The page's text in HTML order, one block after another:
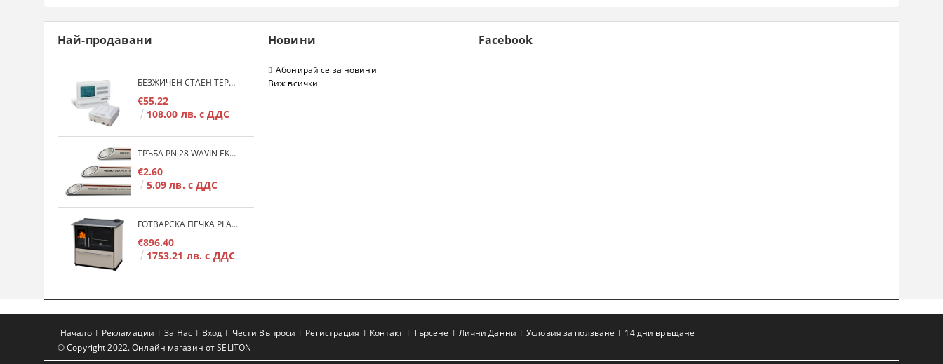
Най-продавани
БЕЗЖИЧЕН СТАЕН ТЕРМОСТАТ COMPUTHERM Q7RF
€55.22
108.00 лв. с ДДС
ТРЪБА PN 28 WAVIN EKOPLASTIK FIBER BASALT PLUS - 3М/БР.
€2.60
5.09 лв. с ДДС
ГОТВАРСКА ПЕЧКА PLAMEN 850 GLAS 11KW
€896.40
1753.21 лв. с ДДС
Новини
Абонирай се за новини
Виж всички
Facebook
© Copyright 2022. Онлайн магазин от SELITON
Начало Рекламации За Нас Вход Чести Въпроси Регистрация Контакт Търсене Лични Данни Условия за ползване 14 дни връщане